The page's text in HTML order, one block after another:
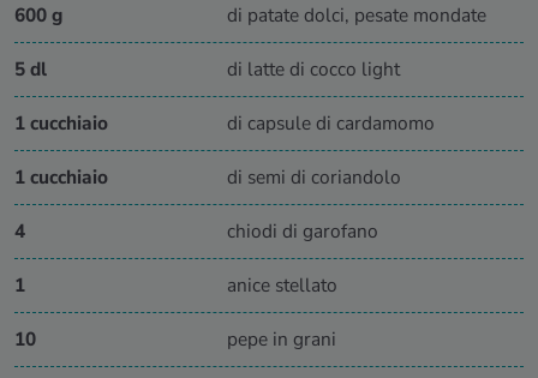
600 g di patate dolci, pesate mondate
5 dl di latte di cocco light
1 cucchiaio di capsule di cardamomo
1 cucchiaio di semi di coriandolo
4 chiodi di garofano
1 anice stellato
10 pepe in grani